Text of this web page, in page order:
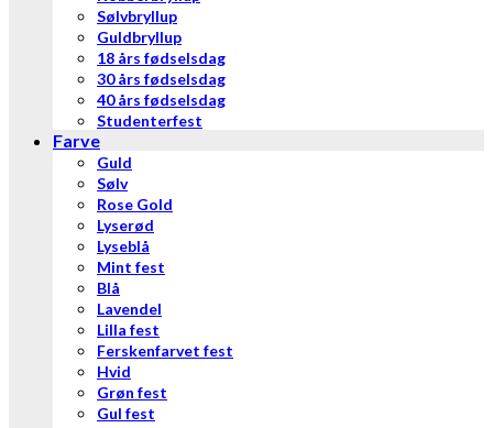
Sølvbryllup
Guldbryllup
18 års fødselsdag
30 års fødselsdag
40 års fødselsdag
Studenterfest
Farve
Guld
Sølv
Rose Gold
Lyserød
Lyseblå
Mint fest
Blå
Lavendel
Lilla fest
Ferskenfarvet fest
Hvid
Grøn fest
Gul fest